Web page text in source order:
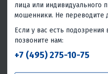
5 26
лица или индивидуального
мошенники. Не переводите
Если у вас есть
позвоните нам:
+7 (495) 275-10-75